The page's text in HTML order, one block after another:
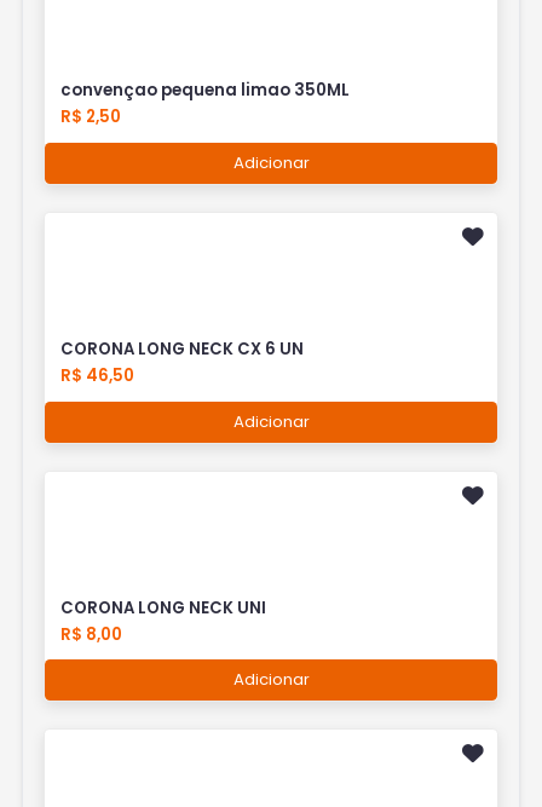
convençao pequena limao 350ML
R$ 2,50
Adicionar
CORONA LONG NECK CX 6 UN
R$ 46,50
Adicionar
CORONA LONG NECK UNI
R$ 8,00
Adicionar